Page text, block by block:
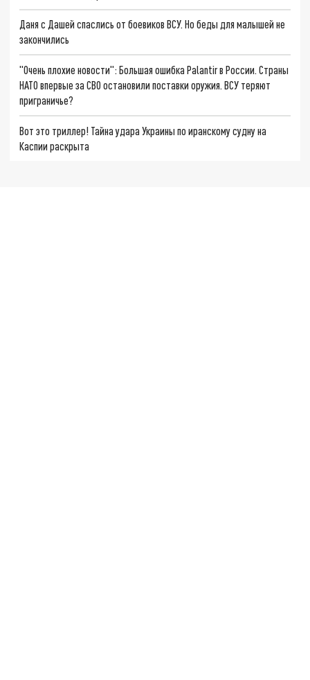
Даня с Дашей спаслись от боевиков ВСУ. Но беды для малышей не
закончились
"Очень плохие новости": Большая ошибка Palantir в России. Страны
НАТО впервые за СВО остановили поставки оружия. ВСУ теряют
приграничье?
Вот это триллер! Тайна удара Украины по иранскому судну на
Каспии раскрыта